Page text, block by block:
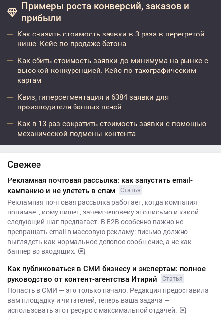
Примеры роста конверсий, заказов и
прибыли
Как снизить стоимость заявки в 3 раза в перегретой
нише. Кейс по продаже бетона
Как сбить стоимость заявки до минимума на рынке с
высокой конкуренцией. Кейс по тахографическим
картам
Квиз, гиперсегментация и 6384 заявки для
производителя банных печей
Как в 13 раз сократить стоимость заявки с помощью
механической подмены контента
Свежее
Рекламная почтовая рассылка: как запустить email-
кампанию и не улететь в спам
Статья
Рекламная почтовая рассылка работает, когда компания
понимает, кому пишет, зачем человеку это письмо и какой
следующий шаг предлагает. В B2B особенно важно не
превращать email в массовую рекламу: письмо должно
выглядеть как нормальное деловое сообщение, а не как
баннер во входящих.
Как публиковаться в СМИ бизнесу и экспертам: полное
руководство от контент-агентства Итирий
Статья
Попасть в СМИ — это только начало. Редакция предоставила
вам площадку и читателей, теперь ваша задача —
использовать этот ресурс с максимальной отдачей.